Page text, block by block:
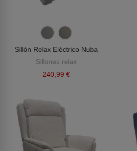
Sillón Relax Eléctrico Nuba
Sillones relax
240,99 €